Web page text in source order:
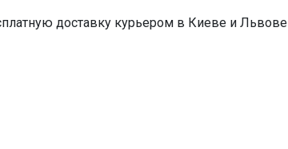
доставку курьером в Киеве и Львове